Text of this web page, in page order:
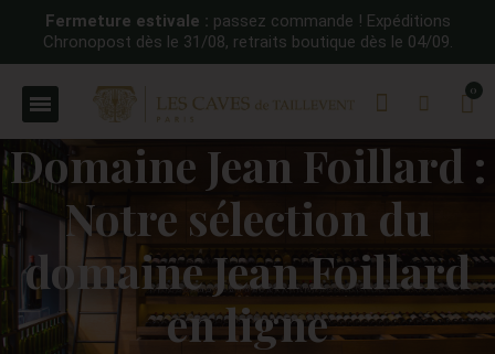
Fermeture estivale : passez commande ! Expéditions
Chronopost dès le 31/08, retraits boutique dès le 04/09.
Domaine Jean Foillard :
Notre sélection du
domaine Jean Foillard
en ligne